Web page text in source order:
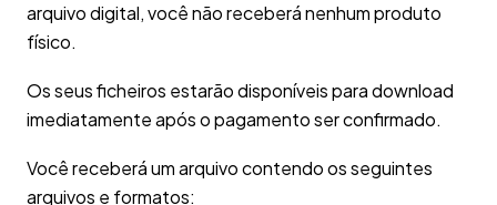
arquivo digital, você não receberá nenhum produto
físico.
Os seus ficheiros estarão disponíveis para download
imediatamente após o pagamento ser confirmado.
Você receberá um arquivo contendo os seguintes
arquivos e formatos: